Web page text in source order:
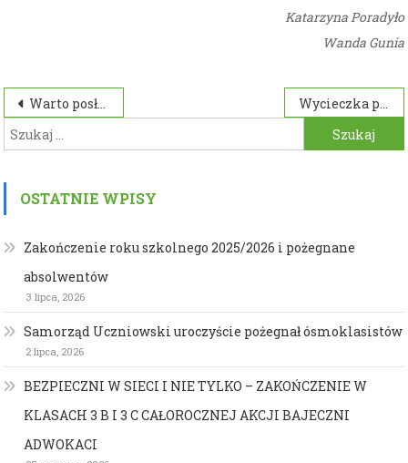
Katarzyna Poradyło
Wanda Gunia
Nawigacja
wpisu
Warto posłuchać i zobaczyć…
Wycieczka przyrodniczo – ekologiczna
Szukaj:
OSTATNIE WPISY
Zakończenie roku szkolnego 2025/2026 i pożegnane
absolwentów
3 lipca, 2026
Samorząd Uczniowski uroczyście pożegnał ósmoklasistów
2 lipca, 2026
BEZPIECZNI W SIECI I NIE TYLKO – ZAKOŃCZENIE W
KLASACH 3 B I 3 C CAŁOROCZNEJ AKCJI BAJECZNI
ADWOKACI